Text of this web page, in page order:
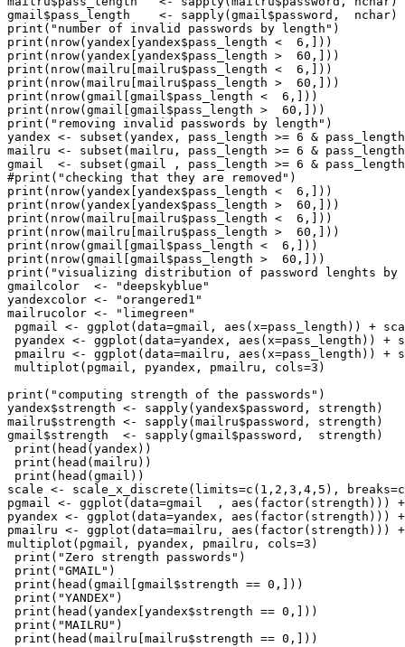
gmail$pass_length    <- sapply(gmail$password,  nchar)
print("number of invalid passwords by length")
print(nrow(yandex[yandex$pass_length <  6,]))
print(nrow(yandex[yandex$pass_length >  60,]))
print(nrow(mailru[mailru$pass_length <  6,]))
print(nrow(mailru[mailru$pass_length >  60,]))
print(nrow(gmail[gmail$pass_length <  6,]))
print(nrow(gmail[gmail$pass_length >  60,]))
print("removing invalid passwords by length")
yandex <- subset(yandex, pass_length >= 6 &
mailru <- subset(mailru, pass_length >= 6 &
gmail  <- subset(gmail , pass_length >= 6 &
#print("checking that they are removed")
print(nrow(yandex[yandex$pass_length <  6,]))
print(nrow(yandex[yandex$pass_length >  60,]))
print(nrow(mailru[mailru$pass_length <  6,]))
print(nrow(mailru[mailru$pass_length >  60,]))
print(nrow(gmail[gmail$pass_length <  6,]))
print(nrow(gmail[gmail$pass_length >  60,]))
print("visualizing distribution of password lenghts by
gmailcolor  <- "deepskyblue"
yandexcolor <- "orangered1"
mailrucolor <- "limegreen"
pgmail <- ggplot(data=gmail, aes(x=pass_length)) +
pyandex <- ggplot(data=yandex,
pmailru <- ggplot(data=mailru, aes(x=pass_length))
multiplot(pgmail, pyandex, pmailru, cols=3)
print("computing strength of the passwords")
yandex$strength <- sapply(yandex$password, strength)
mailru$strength <- sapply(mailru$password, strength)
gmail$strength  <- sapply(gmail$password,  strength)
print(head(yandex))
print(head(mailru))
print(head(gmail))
scale <- scale_x_discrete(limits=c(1,2,3,4,5),
pgmail <- ggplot(data=gmail  , aes(factor(strength)))
pyandex <- ggplot(data=yandex, aes(factor(strength)))
pmailru <- ggplot(data=mailru, aes(factor(strength)))
multiplot(pgmail, pyandex, pmailru, cols=3)
print("Zero strength passwords")
print("GMAIL")
print(head(gmail[gmail$strength == 0,]))
print("YANDEX")
print(head(yandex[yandex$strength == 0,]))
print("MAILRU")
print(head(mailru[mailru$strength == 0,]))